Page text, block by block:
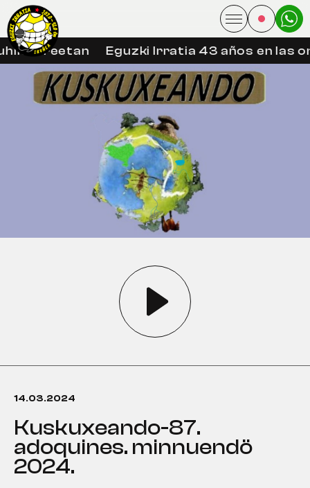
libreetan Eguzki Irratia 43 años en las
14.03.2024
kuskuxeando-87.
adoquines. minnuendö
2024.